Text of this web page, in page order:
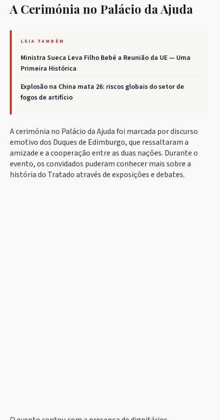
A Cerimónia no Palácio da Ajuda
LEIA TAMBÉM
Ministra Sueca Leva Filho Bebé a Reunião da UE — Uma
Primeira Histórica
Explosão na China mata 26: riscos globais do setor de
fogos de artifício
A cerimónia no Palácio da Ajuda foi marcada por discurso
emotivo dos Duques de Edimburgo, que ressaltaram a
amizade e a cooperação entre as duas nações. Durante o
evento, os convidados puderam conhecer mais sobre a
história do Tratado através de exposições e debates.